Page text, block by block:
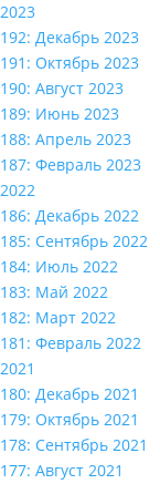
2023
192: Декабрь 2023
191: Октябрь 2023
190: Август 2023
189: Июнь 2023
188: Апрель 2023
187: Февраль 2023
2022
186: Декабрь 2022
185: Сентябрь 2022
184: Июль 2022
183: Май 2022
182: Март 2022
181: Февраль 2022
2021
180: Декабрь 2021
179: Октябрь 2021
178: Сентябрь 2021
177: Август 2021